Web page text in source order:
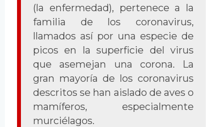
(la enfermedad), pertenece a la
familia de los coronavirus,
llamados así por una especie de
picos en la superficie del virus
que asemejan una corona. La
gran mayoría de los coronavirus
descritos se han aislado de aves o
mamíferos, especialmente
murciélagos.